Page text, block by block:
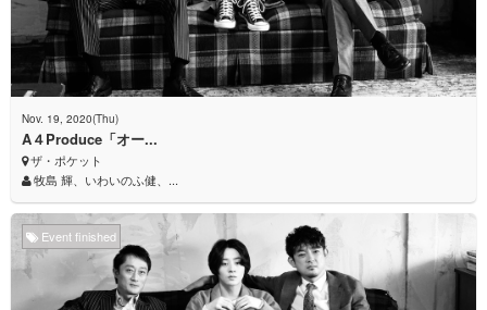
Nov. 19, 2020(Thu)
A４Produce「オー...
ザ・ポケット
牧島 輝、いわいのふ健、...
Event finished